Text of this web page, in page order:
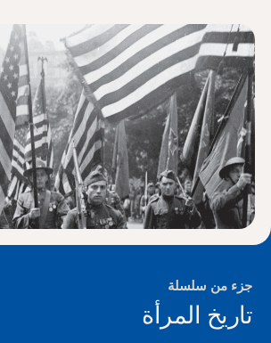
حول NHD ®
شارك
جزء من سلسلة
تاريخ المرأة